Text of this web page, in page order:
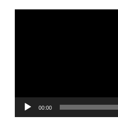
00:00